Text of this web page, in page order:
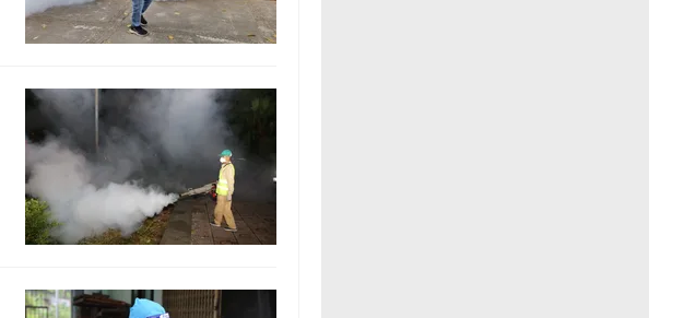
Công nghệ
Hitech Công nghệ tương lai
Sản phẩm
Thị trường
Tư vấn